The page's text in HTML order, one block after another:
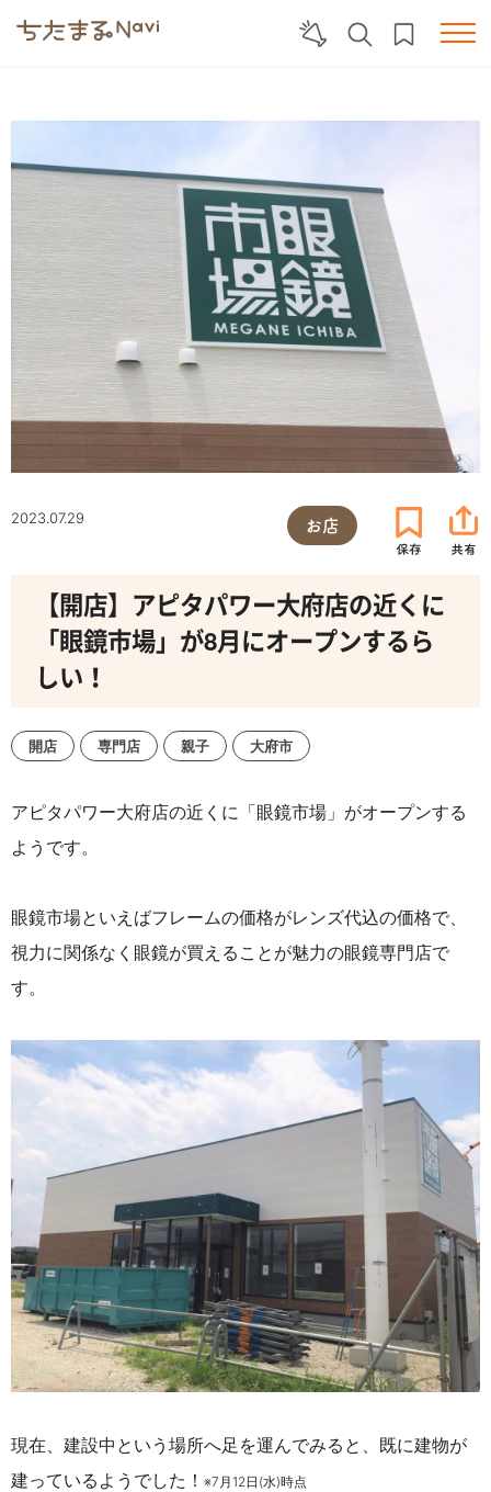
2023.07.29 お店
【開店】アピタパワー大府店の近くに
「眼鏡市場」が8月にオープンするら
しい！
開店 専門店 親子 大府市
アピタパワー大府店の近くに「眼鏡市場」がオープンする
ようです。
眼鏡市場といえばフレームの価格がレンズ代込の価格で、
視力に関係なく眼鏡が買えることが魅力の眼鏡専門店で
す。
現在、建設中という場所へ足を運んでみると、既に建物が
建っているようでした ！ ※7月 12日(水)時点